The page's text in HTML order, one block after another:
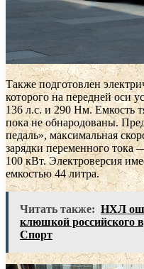
Также подготовлен
которого на передней оси
136 л.с. и 290 Нм. Емкость
пока не обнародованы.
педаль», максимальная
зарядки переменного тока
100 кВт. Электроверсия
емкостью 44 литра.
Читать также: НХЛ
клюшкой российского
Спорт